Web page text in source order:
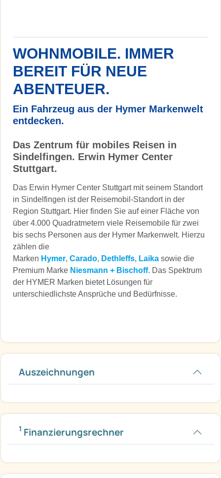
WOHNMOBILE. IMMER
BEREIT FÜR NEUE
ABENTEUER.
Ein Fahrzeug aus der Hymer Markenwelt
entdecken.
Das Zentrum für mobiles Reisen in
Sindelfingen. Erwin Hymer Center
Stuttgart.
Das Erwin Hymer Center Stuttgart mit seinem Standort
in Sindelfingen ist der Reisemobil-Standort in der
Region Stuttgart. Hier finden Sie auf einer Fläche von
über 4.000 Quadratmetern viele Reisemobile für zwei
bis sechs Personen aus der Hymer Markenwelt. Hierzu
zählen die
Marken Hymer, Carado, Dethleffs, Laika sowie die
Premium Marke Niesmann + Bischoff. Das Spektrum
der HYMER Marken bietet Lösungen für
unterschiedlichste Ansprüche und Bedürfnisse.
Auszeichnungen
1 Finanzierungsrechner